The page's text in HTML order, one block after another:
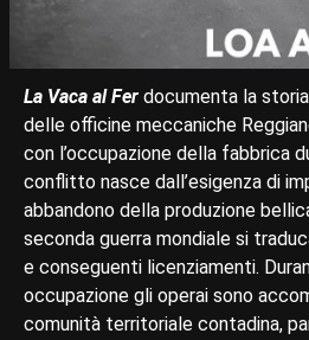
La Vaca al Fer documenta la
delle officine meccaniche
con l’occupazione della fabbrica
conflitto nasce dall’esigenza di
abbandono della produzione
seconda guerra mondiale si
e conseguenti licenziamenti.
occupazione gli operai sono
comunità territoriale contadina,